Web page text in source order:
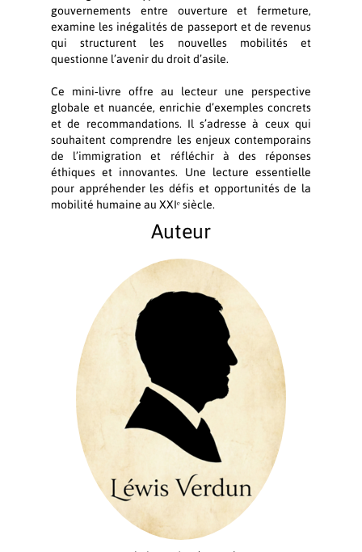
gouvernements entre ouverture et fermeture,
examine les inégalités de passeport et de revenus
qui structurent les nouvelles mobilités et
questionne l’avenir du droit d’asile.
Ce mini‑livre offre au lecteur une perspective
globale et nuancée, enrichie d’exemples concrets
et de recommandations. Il s’adresse à ceux qui
souhaitent comprendre les enjeux contemporains
de l’immigration et réfléchir à des réponses
éthiques et innovantes. Une lecture essentielle
pour appréhender les défis et opportunités de la
mobilité humaine au XXIᵉ siècle.
Auteur